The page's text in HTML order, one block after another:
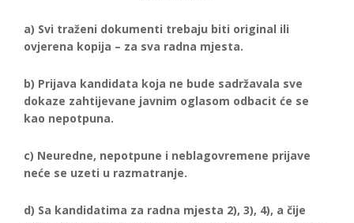
a) Svi traženi dokumenti trebaju biti original ili
ovjerena kopija – za sva radna mjesta.
b) Prijava kandidata koja ne bude sadržavala sve
dokaze zahtijevane javnim oglasom odbacit će se
kao nepotpuna.
c) Neuredne, nepotpune i neblagovremene prijave
neće se uzeti u razmatranje.
d) Sa kandidatima za radna mjesta 2), 3), 4), a čije